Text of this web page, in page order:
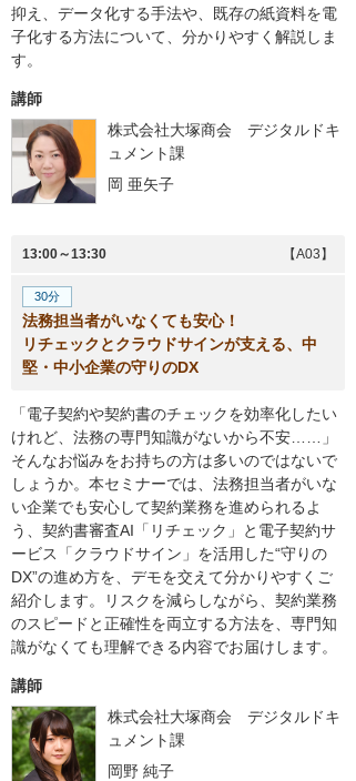
抑え、データ化する手法や、既存の紙資料を電
子化する方法について、分かりやすく解説しま
す。
講師
株式会社大塚商会 デジタルドキ
ュメント課
岡 亜矢子
13:00～13:30 【A03】
30分
法務担当者がいなくても安心！
リチェックとクラウドサインが支える、中
堅・中小企業の守りのDX
「電子契約や契約書のチェックを効率化したい
けれど、法務の専門知識がないから不安……」
そんなお悩みをお持ちの方は多いのではないで
しょうか。本セミナーでは、法務担当者がいな
い企業でも安心して契約業務を進められるよ
う、契約書審査AI「リチェック」と電子契約サ
ービス「クラウドサイン」を活用した“守りの
DX”の進め方を、デモを交えて分かりやすくご
紹介します。リスクを減らしながら、契約業務
のスピードと正確性を両立する方法を、専門知
識がなくても理解できる内容でお届けします。
講師
株式会社大塚商会 デジタルドキ
ュメント課
岡野 純子